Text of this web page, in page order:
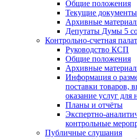
Общие положения
Текущие документы
Архивные
Депутаты Думы 5
Контрольно-счетная
Руководство КСП
Общие положения
Архивные
Информация о
поставки товаров,
оказание услуг
Планы и отчёты
Экспертно-
контрольные
Публичные слушания